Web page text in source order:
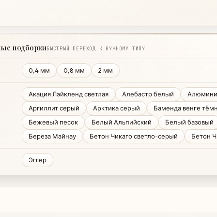
подборкиБЫСТРЫЙ ПЕРЕХОД К НУЖНОМУ ТИПУ
0,4 мм 0,8 мм 2 мм
Акация Лэйкленд светлая Алебастр белый
Аргиллит серый
Арктика серый
Баменда венге
Бежевый песок
Белый Альпийский
Белый базовый
Береза Майнау
Бетон Чикаго светло-серый Бетон
Эггер